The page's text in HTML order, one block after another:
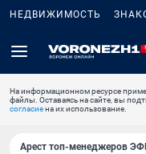
НЕДВИЖИМОСТЬ
На информационном ресурсе
файлы. Оставаясь на сайте, вы
согласиена их использование.
Арест топ-менеджеров